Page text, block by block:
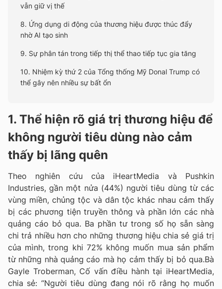
vẫn giữ vị thế
8. Ứng dụng di động của thương hiệu được thúc đẩy
nhờ AI tạo sinh
9. Sự phân tán trong tiếp thị thể thao tiếp tục gia tăng
10. Nhiệm kỳ thứ 2 của Tổng thống Mỹ Donal Trump có
thể gây nên nhiều sự bất ổn
1. Thể hiện rõ giá trị thương hiệu để
không người tiêu dùng nào cảm
thấy bị lãng quên
Theo nghiên cứu của iHeartMedia và Pushkin
Industries, gần một nửa (44%) người tiêu dùng từ các
vùng miền, chủng tộc và dân tộc khác nhau cảm thấy
bị các phương tiện truyền thông và phần lớn các nhà
quảng cáo bỏ qua. Ba phần tư trong số họ sẵn sàng
chi trả nhiều hơn cho những thương hiệu chia sẻ giá trị
của mình, trong khi 72% không muốn mua sản phẩm
từ những nhà quảng cáo mà họ cảm thấy bị bỏ qua.Bà
Gayle Troberman, Cố vấn điều hành tại iHeartMedia,
chia sẻ: “Người tiêu dùng đang nói rõ rằng họ muốn